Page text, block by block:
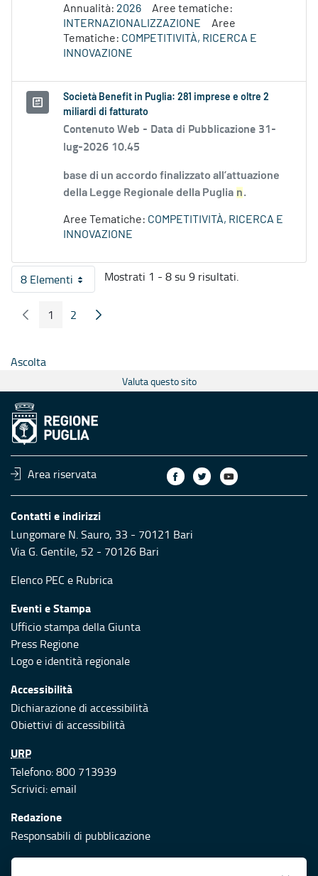
Annualità: 2026
Aree tematiche:
INTERNAZIONALIZZAZIONE
Aree
Tematiche: COMPETITIVITÀ, RICERCA E
INNOVAZIONE
Società Benefit in Puglia: 281 imprese e oltre 2
miliardi di fatturato
Contenuto Web - Data di Pubblicazione 31-
lug-2026 10.45
base di un accordo finalizzato all’attuazione
della Legge Regionale della Puglia n.
Aree Tematiche: COMPETITIVITÀ, RICERCA E
INNOVAZIONE
8 ElementiPer pagina
Mostrati 1 - 8 su 9 risultati.
Pagina Precedente
Pagina
1 Pagina
2 Pagina Seguente
Ascolta
Valuta questo sito
Area riservata
Contatti e indirizzi
Lungomare N. Sauro, 33 - 70121 Bari
Via G. Gentile, 52 - 70126 Bari
Elenco PEC e Rubrica
Eventi e Stampa
Ufficio stampa della Giunta
Press Regione
Logo e identità regionale
Accessibilità
Dichiarazione di accessibilità
Obiettivi di accessibilità
URP
Telefono: 800 713939
Scrivici:email
Redazione
Responsabili di pubblicazione
Protezione civile